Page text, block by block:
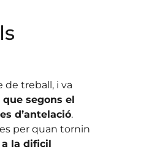
de treball, i va
segons el
d’antelació.
per quan tornin
la dificil